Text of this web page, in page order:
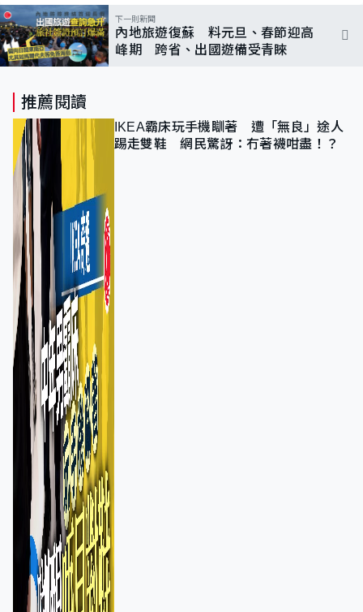
下一則新聞
內地旅遊復蘇 料元旦、春節迎高
峰期 跨省、出國遊備受青睞
推薦閱讀
IKEA霸床玩手機瞓著 遭「無良」途人
踢走雙鞋 網民驚訝：冇著襪咁盡！？